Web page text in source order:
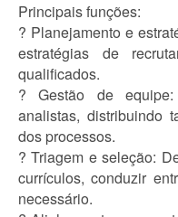
Principais funções:
? Planejamento e
estratégias de
qualificados.
? Gestão de equipe:
analistas, distribuindo
dos processos.
? Triagem e seleção:
currículos, conduzir
necessário.